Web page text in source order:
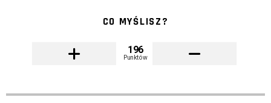
CO MYŚLISZ?
196
Punktów